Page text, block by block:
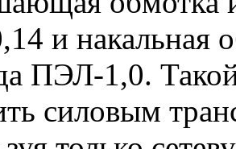
и накальная
ПЭЛ-1,0.
силовым